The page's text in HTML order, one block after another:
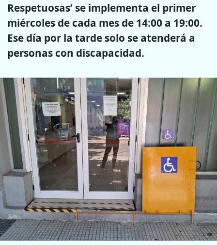
Respetuosas’ se implementa el primer
miércoles de cada mes de 14:00 a 19:00.
Ese día por la tarde solo se atenderá a
personas con discapacidad.